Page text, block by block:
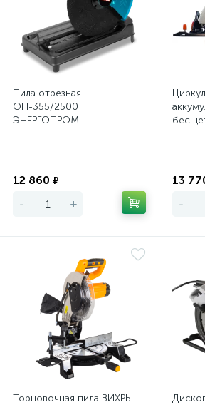
Пила отрезная
ОП-355/2500
ЭНЕРГОПРОМ
12 860 ₽
- +
13
-
Торцовочная пила ВИХРЬ